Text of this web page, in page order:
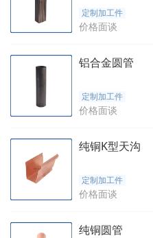
定制加工件
价格面谈
铝合金圆管
定制加工件
价格面谈
纯铜K型天沟
定制加工件
价格面谈
纯铜圆管